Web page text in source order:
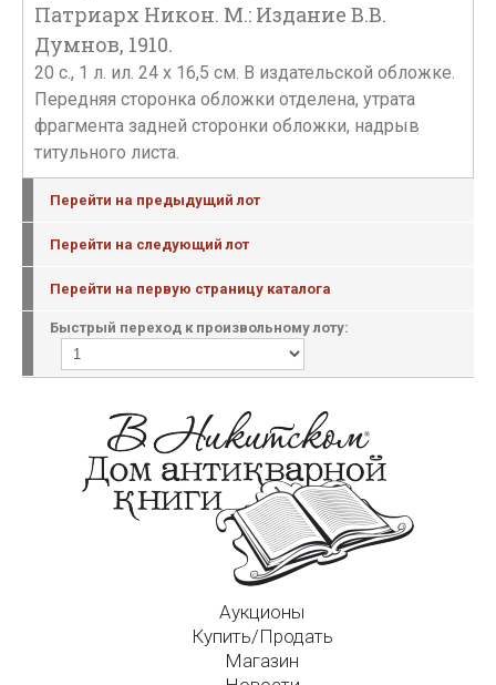
Патриарх Никон. М.: Издание В.В.
Думнов, 1910.
20 с., 1 л. ил. 24 x 16,5 см. В издательской обложке.
Передняя сторонка обложки отделена, утрата
фрагмента задней сторонки обложки, надрыв
титульного листа.
Перейти на предыдущий лот
Перейти на следующий лот
Перейти на первую страницу каталога
Быстрый переход к произвольному лоту:
Аукционы
Купить/Продать
Магазин